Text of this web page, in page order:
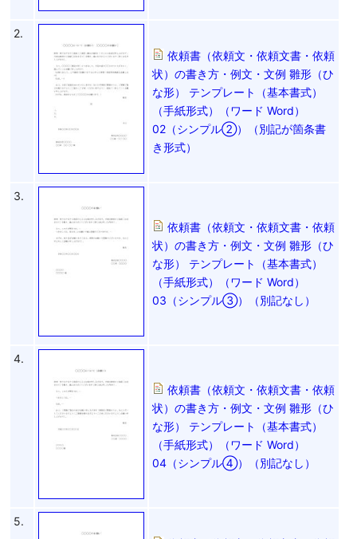
2.
依頼書（依頼文・依頼文書・依頼
状）の書き方・例文・文例 雛形（ひ
な形） テンプレート（基本書式）
（手紙形式）（ワード Word）
02（シンプル②）（別記が箇条書
き形式）
3.
依頼書（依頼文・依頼文書・依頼
状）の書き方・例文・文例 雛形（ひ
な形） テンプレート（基本書式）
（手紙形式）（ワード Word）
03（シンプル③）（別記なし）
4.
依頼書（依頼文・依頼文書・依頼
状）の書き方・例文・文例 雛形（ひ
な形） テンプレート（基本書式）
（手紙形式）（ワード Word）
04（シンプル④）（別記なし）
5.